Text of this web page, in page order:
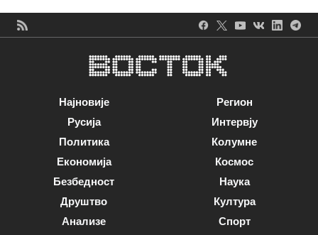
Најновије
Русија
Политика
Економија
Безбедност
Друштво
Анализе
Регион
Интервју
Колумне
Космос
Наука
Култура
Спорт